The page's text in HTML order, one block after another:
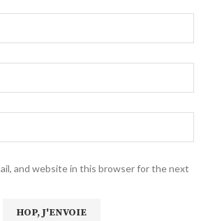
and website in this browser for the next